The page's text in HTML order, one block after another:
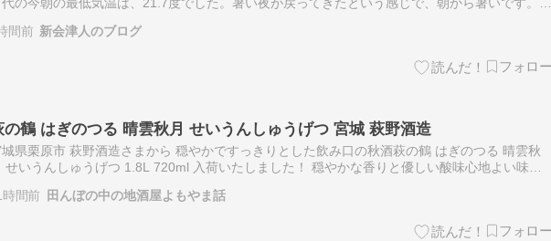
の今朝の最低気温は、21.7度でした。暑い夜が戻ってきたという感じで、朝から暑いです。ち
で…
間前 新会津人のブログ
の鶴 はぎのつる 晴雲秋月 せいうんしゅうげつ 宮城 萩野酒造
県栗原市 萩野酒造さまから 穏やかですっきりとした飲み口の秋酒萩の鶴 はぎのつる 晴雲秋
せいうんしゅうげつ 1.8L 720ml 入荷いたしました！ 穏やかな香りと優しい酸味心地よい味わ
時間前 田んぼの中の地酒屋よもやま話